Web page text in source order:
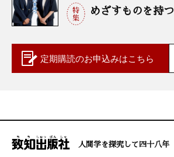
めざすものを持つ
定期購読のお申込みはこちら
人間学を探究して四十八年